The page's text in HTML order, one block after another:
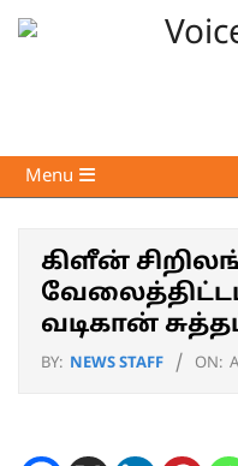
Skip
Voice
of
Primary
Navigation
Menu
கிளீன்
வடிகான்
BY: NEWS STAFF ON: